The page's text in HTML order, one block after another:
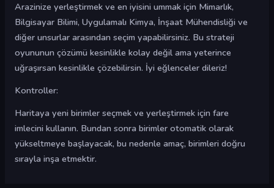
Arazinize yerleştirmek ve en iyisini ummak için Mimarlık,
Bilgisayar Bilimi, Uygulamalı Kimya, İnşaat Mühendisliği ve
diğer unsurlar arasından seçim yapabilirsiniz. Bu strateji
oyununun çözümü kesinlikle kolay değil ama yeterince
uğraşırsan kesinlikle çözebilirsin. İyi eğlenceler dileriz!
Kontroller:
Haritaya yeni birimler seçmek ve yerleştirmek için fare
imlecini kullanın. Bundan sonra birimler otomatik olarak
yükseltmeye başlayacak, bu nedenle amaç, birimleri doğru
sırayla inşa etmektir.